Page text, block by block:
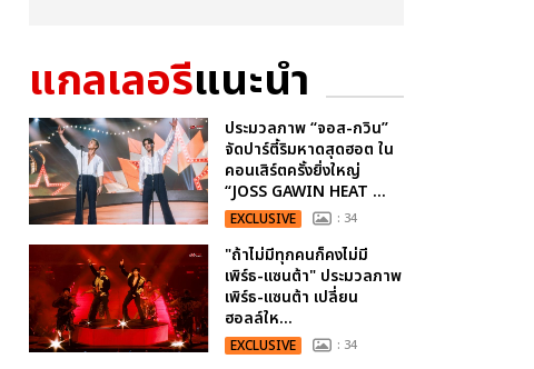
แกลเลอรีแนะนำ
ประมวลภาพ “จอส-กวิน”
จัดปาร์ตี้ริมหาดสุดฮอต ใน
คอนเสิร์ตครั้งยิ่งใหญ่
“JOSS GAWIN HEAT ...
EXCLUSIVE : 34
"ถ้าไม่มีทุกคนก็คงไม่มี
เพิร์ธ-แซนต้า" ประมวลภาพ
เพิร์ธ-แซนต้า เปลี่ยน
ฮอลล์ให...
EXCLUSIVE : 34